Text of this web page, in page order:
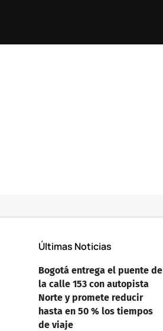
Últimas Noticias
Bogotá entrega el puente de
la calle 153 con autopista
Norte y promete reducir
hasta en 50 % los tiempos
de viaje